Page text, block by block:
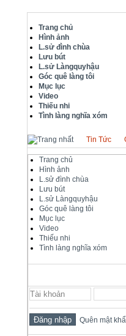
Trang chủ
Hình ảnh
L.sử đình chùa
Lưu bút
L.sử Làngquyhậu
Góc quê làng tôi
Mục lục
Video
Thiếu nhi
Tình làng nghĩa xóm
Tin Tức
Trang chủ
Hình ảnh
L.sử đình chùa
Lưu bút
L.sử Làngquyhậu
Góc quê làng tôi
Mục lục
Video
Thiếu nhi
Tình làng nghĩa xóm
Quên mật